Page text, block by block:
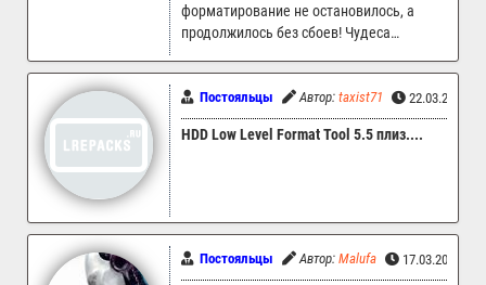
форматирование не остановилось, а
продолжилось без сбоев! Чудеса…
Постояльцы Автор: taxist71 22.03.2026
HDD Low Level Format Tool 5.5 плиз....
Постояльцы Автор: Malufa 17.03.2026